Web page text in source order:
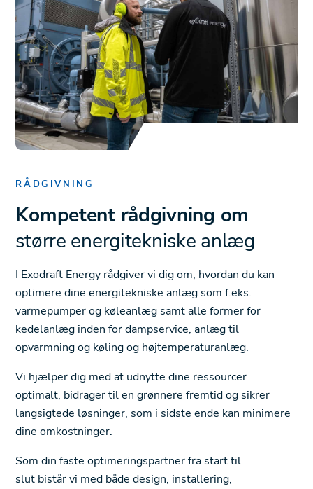
RÅDGIVNING
Kompetent rådgivning om
større energitekniske anlæg
I Exodraft Energy rådgiver vi dig om, hvordan du kan
optimere dine energitekniske anlæg som f.eks.
varmepumper og køleanlæg samt alle former for
kedelanlæg inden for dampservice, anlæg til
opvarmning og køling og højtemperaturanlæg.
Vi hjælper dig med at udnytte dine ressourcer
optimalt, bidrager til en grønnere fremtid og sikrer
langsigtede løsninger, som i sidste ende kan minimere
dine omkostninger.
Som din faste optimeringspartner fra start til
slut bistår vi med både design, installering,